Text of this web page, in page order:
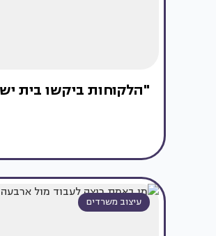
"הלקוחות ביקשו בית
עיצוב משרדים